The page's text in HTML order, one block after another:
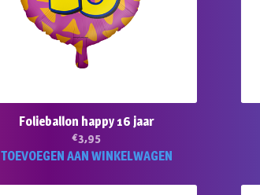
Folieballon happy 16 jaar
€3,95
TOEVOEGEN AAN WINKELWAGEN